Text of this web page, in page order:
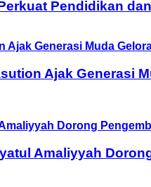
Pendidikan
Ajak Generasi
Amaliyyah